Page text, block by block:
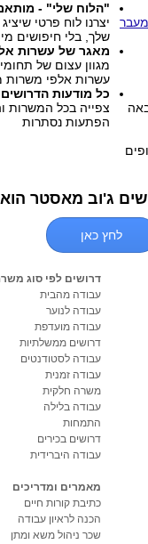
מעבר
"הלוח שלי" -
יצרנו לוח פרטי
שלך, בלי חיפושים
מאגר של עשרות
מגוון עצום של
עשרות אלפי משרות
הבאה
כל מודעות
צפייה בכל המשרות
הפתעות נסתרות
ג'וב מאסטר
לחץ כאן
דרושים לפי סוג
עבודה מהבית
עבודה לנוער
עבודה מועדפת
דרושים ממשלתיות
עבודה לסטודנטים
עבודה זמנית
משרה חלקית
עבודה בלילה
התמחות
דרושים בכירים
עבודה היברידית
מאמרים ומדריכים
כתיבת קורות חיים
הכנה לראיון עבודה
שכר ניהול משא ומתן